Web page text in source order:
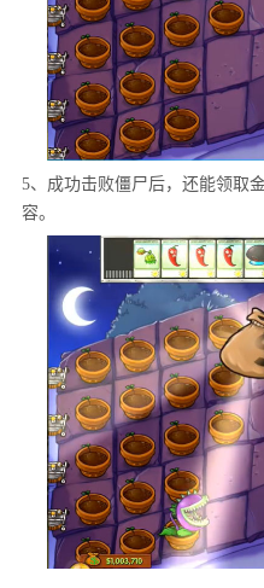
5、成功击败僵尸后，还能领取
容。